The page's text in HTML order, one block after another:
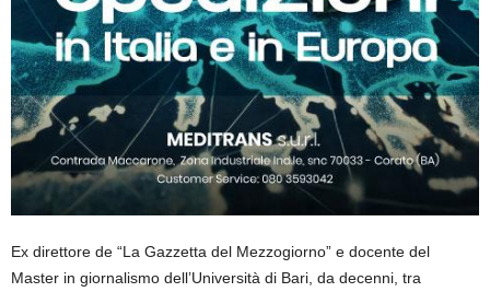
Ex direttore de “La Gazzetta del Mezzogiorno” e docente del
Master in giornalismo dell’Università di Bari, da decenni, tra